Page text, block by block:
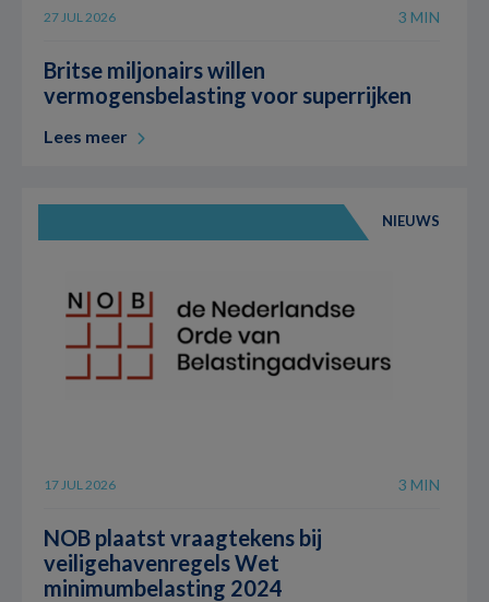
27 JUL 2026 3 MIN
Britse miljonairs willen
vermogensbelasting voor superrijken
Lees meer
NIEUWS
17 JUL 2026 3 MIN
NOB plaatst vraagtekens bij
veiligehavenregels Wet
minimumbelasting 2024